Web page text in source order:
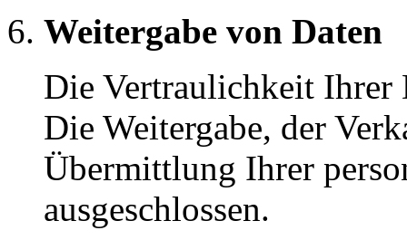
Weitergabe von Daten
Die Vertraulichkeit Ihrer
Die Weitergabe, der
Übermittlung Ihrer
ausgeschlossen.